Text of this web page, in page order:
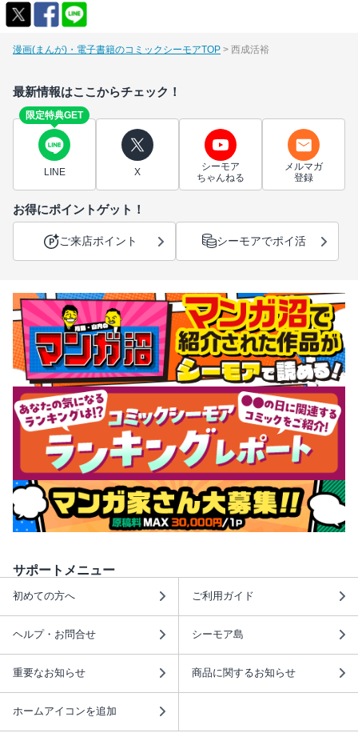
漫画(まんが)・電子書籍のコミックシーモアTOP 西成活裕
最新情報はここからチェック！
限定特典GET
LINE X
シーモア
ちゃんねる
メルマガ
登録
お得にポイントゲット！
ご来店ポイント シーモアでポイ活
サポートメニュー
初めての方へ ご利用ガイド
ヘルプ・お問合せ シーモア島
重要なお知らせ 商品に関するお知らせ
ホームアイコンを追加